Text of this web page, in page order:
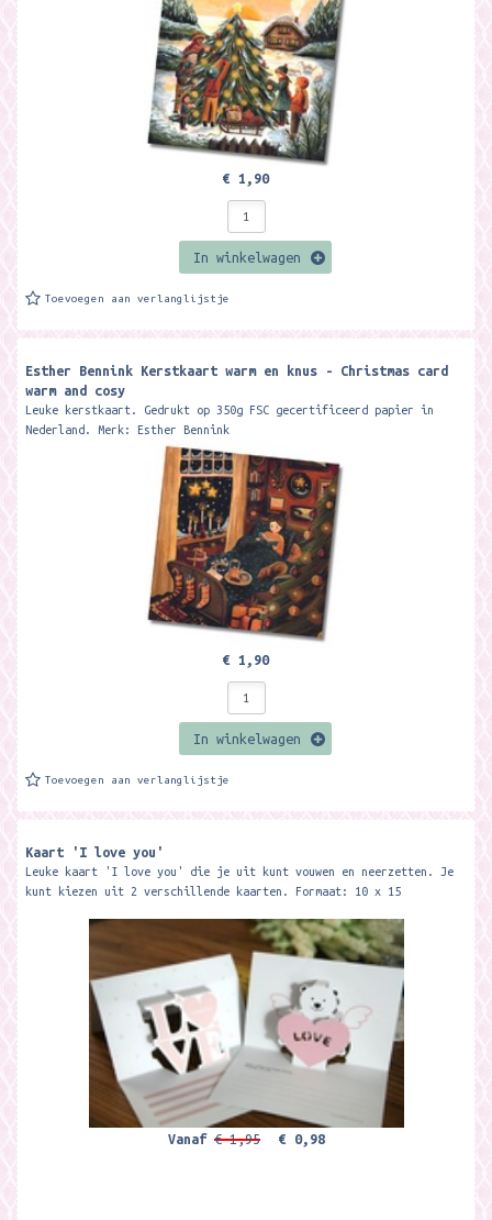
€ 1,90
In winkelwagen
Toevoegen aan verlanglijstje
Esther Bennink Kerstkaart warm en knus - Christmas card
warm and cosy
Leuke kerstkaart. Gedrukt op 350g FSC gecertificeerd papier in
Nederland. Merk: Esther Bennink
€ 1,90
In winkelwagen
Toevoegen aan verlanglijstje
Kaart 'I love you'
Leuke kaart 'I love you' die je uit kunt vouwen en neerzetten. Je
kunt kiezen uit 2 verschillende kaarten. Formaat: 10 x 15
Vanaf € 1,95 € 0,98